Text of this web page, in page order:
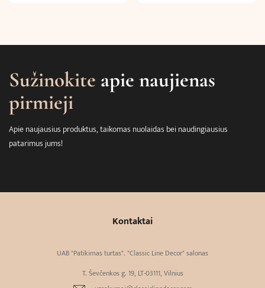
Sužinokite apie naujienas
pirmieji
Apie naujausius produktus, taikomas nuolaidas bei naudingiausius
patarimus jums!
Kontaktai
UAB "Patikimas turtas". "Classic Line Decor" salonas
T. Ševčenkos g. 19, LT-03111, Vilnius